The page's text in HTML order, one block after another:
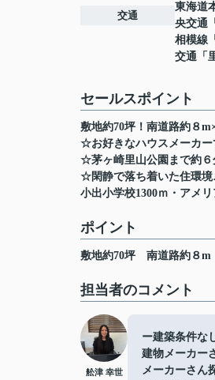
交通
東海道
央交通
相模線 「
交通「
セールスポイント
敷地約70坪！南道路約８
☆お好きなハウスメーカー
☆茅ヶ崎里山公園まで約６
☆閑静で落ち着いた住環境
小出小学校1300ｍ・アメリ
ポイント
敷地約70坪 南道路約８m
担当者のコメント
舩津 幸世
ー建築条件な
建物メーカー
メーカーさん